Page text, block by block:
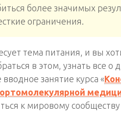
более значимых
ограничения.
тема питания, и вы
в этом, узнать все о
занятие курса «
к мировому